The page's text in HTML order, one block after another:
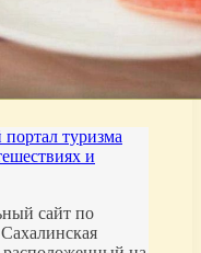
туризма
и
сайт по